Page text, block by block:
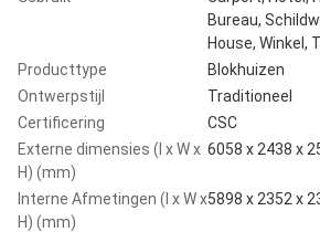
Bureau,
House, Winkel,
Producttype
Blokhuizen
Ontwerpstijl
Traditioneel
Certificering
CSC
Externe dimensies (l x W x
H) (mm)
6058 x 2438 x
Interne Afmetingen (l x W x
H) (mm)
5898 x 2352 x